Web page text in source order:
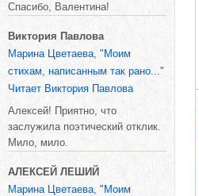
Спасибо, Валентина!
Виктория Павлова
Марина Цветаева, "Моим
стихам, написанным так рано..."
Читает Виктория Павлова
Алексей! Приятно, что
заслужила поэтический отклик.
Мило, мило.
АЛЕКСЕЙ ЛЕШИЙ
Марина Цветаева, "Моим